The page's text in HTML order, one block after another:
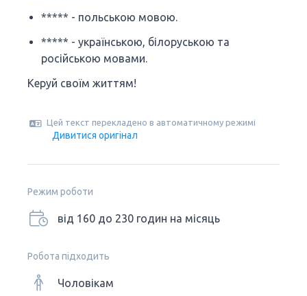
***** - польською мовою.
***** - українською, білоруською та
російською мовами.
Керуй своїм життям!
Цей текст перекладено в автоматичному режимі
Дивитися оригінал
Режим роботи
від 160 до 230 годин на місяць
Робота підходить
Чоловікам